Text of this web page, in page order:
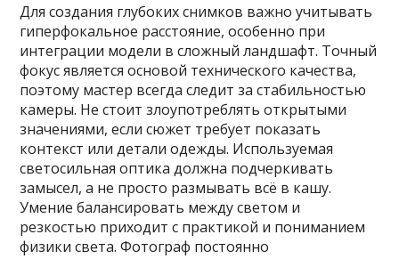
Для создания глубоких снимков важно учитывать
гиперфокальное расстояние, особенно при
интеграции модели в сложный ландшафт. Точный
фокус является основой технического качества,
поэтому мастер всегда следит за стабильностью
камеры. Не стоит злоупотреблять открытыми
значениями, если сюжет требует показать
контекст или детали одежды. Используемая
светосильная оптика должна подчеркивать
замысел, а не просто размывать всё в кашу.
Умение балансировать между светом и
резкостью приходит с практикой и пониманием
физики света. Фотограф постоянно